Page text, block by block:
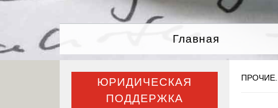
Главная
ПРОЧИЕ...
ЮРИДИЧЕСКАЯ
ПОДДЕРЖКА